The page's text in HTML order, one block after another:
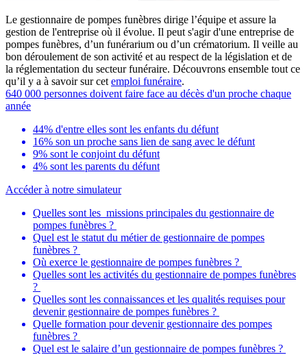
Le gestionnaire de pompes funèbres dirige l’équipe et assure la
gestion de l'entreprise où il évolue. Il peut s'agir d'une entreprise de
pompes funèbres, d’un funérarium ou d’un crématorium. Il veille au
bon déroulement de son activité et au respect de la législation et de
la réglementation du secteur funéraire. Découvrons ensemble tout ce
qu’il y a à savoir sur cet emploi funéraire.
640 000 personnes doivent faire face au décès d'un proche chaque
année
44% d'entre elles sont les enfants du défunt
16% son un proche sans lien de sang avec le défunt
9% sont le conjoint du défunt
4% sont les parents du défunt
Accéder à notre simulateur
Quelles sont les missions principales du gestionnaire de
pompes funèbres ?
Quel est le statut du métier de gestionnaire de pompes
funèbres ?
Où exerce le gestionnaire de pompes funèbres ?
Quelles sont les activités du gestionnaire de pompes funèbres
?
Quelles sont les connaissances et les qualités requises pour
devenir gestionnaire de pompes funèbres ?
Quelle formation pour devenir gestionnaire des pompes
funèbres ?
Quel est le salaire d’un gestionnaire de pompes funèbres ?